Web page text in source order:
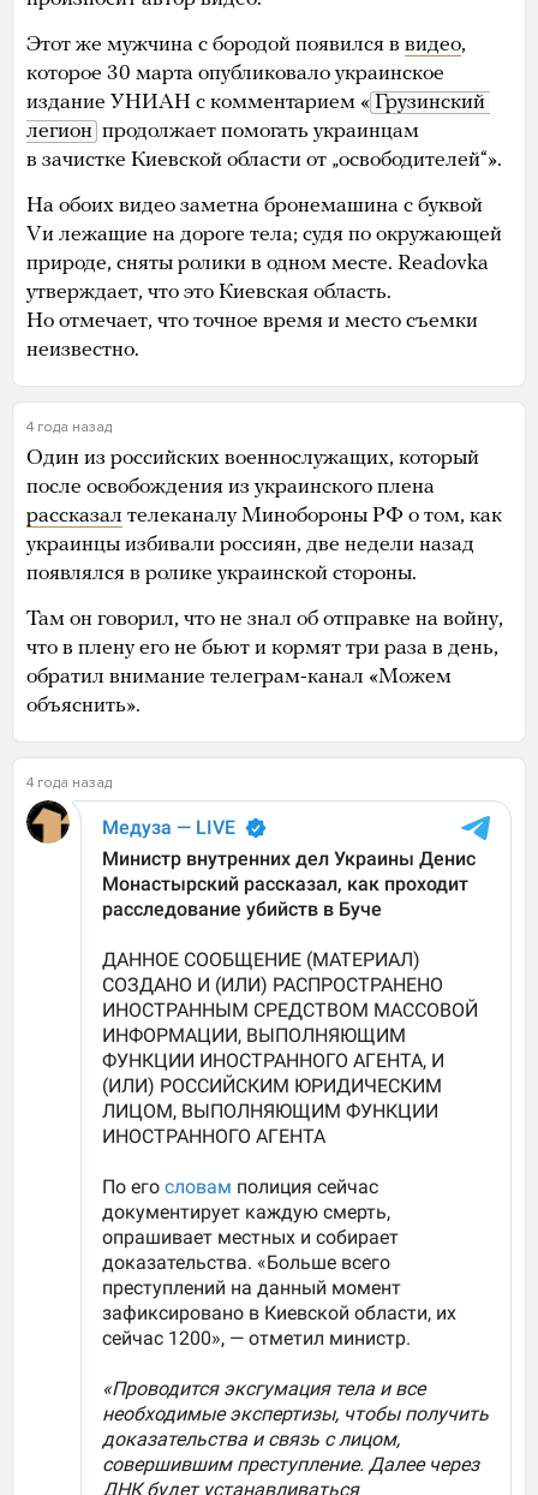
Этот же мужчина с бородой появился в видео,
которое 30 марта опубликовало украинское
издание УНИАН с комментарием « Грузинский
легион продолжает помогать украинцам
в зачистке Киевской области от „освободителей“».
На обоих видео заметна бронемашина с буквой
Vи лежащие на дороге тела; судя по окружающей
природе, сняты ролики в одном месте. Readovka
утверждает, что это Киевская область.
Но отмечает, что точное время и место съемки
неизвестно.
4 года назад
Один из российских военнослужащих, который
после освобождения из украинского плена
рассказал телеканалу Минобороны РФ о том, как
украинцы избивали россиян, две недели назад
появлялся в ролике украинской стороны.
Там он говорил, что не знал об отправке на войну,
что в плену его не бьют и кормят три раза в день,
обратил внимание телеграм-канал «Можем
объяснить».
4 года назад